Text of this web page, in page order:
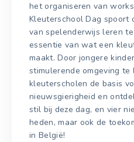
het organiseren van
Kleuterschool Dag spoort
van spelenderwijs leren
essentie van wat een
maakt. Door jongere
stimulerende omgeving
kleuterscholen de basis
nieuwsgierigheid en
stil bij deze dag, en vier
heden, maar ook de
in België!